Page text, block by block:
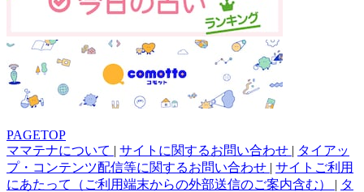
PAGETOP
ママテナについて | サイトに関するお問い合わせ | タイアッ
プ・コンテンツ配信等に関するお問い合わせ | サイトご利用
にあたって（ご利用端末からの外部送信のご案内含む） | タ